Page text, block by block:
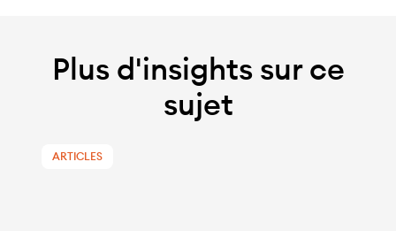
Plus d'insights sur ce
sujet
ARTICLES